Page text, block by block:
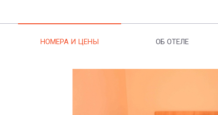
НОМЕРА И ЦЕНЫ ОБ ОТЕЛЕ